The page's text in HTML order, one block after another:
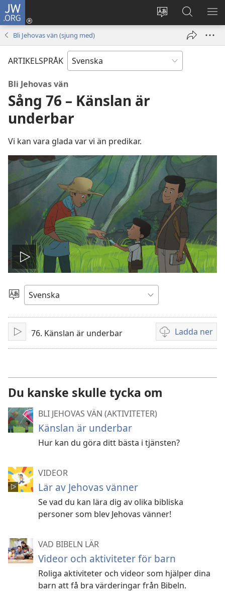
JW.ORG
Ändra
webbplatsens
Logga
fönster)
Sök
på
jw.org
Bli Jehovas vän (sjung med)
ARTIKELSPRÅK
Bli Jehovas vän
Sång 76 – Känslan är
underbar
Vi kan vara glada var vi än predikar.
Spela
video
Välj
språk
Spela
upp
76. Känslan är underbar Ladda ner
Valmöjligheter
för
Du kanske skulle tycka om
BLI JEHOVAS VÄN (AKTIVITETER)
Känslan är underbar
Hur kan du göra ditt bästa i tjänsten?
VIDEOR
Lär av Jehovas vänner
Se vad du kan lära dig av olika bibliska
personer som blev Jehovas vänner!
VAD BIBELN LÄR
Videor och aktiviteter för barn
Roliga aktiviteter och videor som hjälper dina
barn att få bra värderingar från Bibeln.